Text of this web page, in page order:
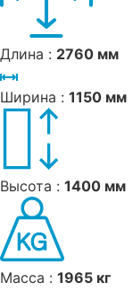
Длина : 2760 мм
Ширина : 1150 мм
Высота : 1400 мм
Масса : 1965 кг